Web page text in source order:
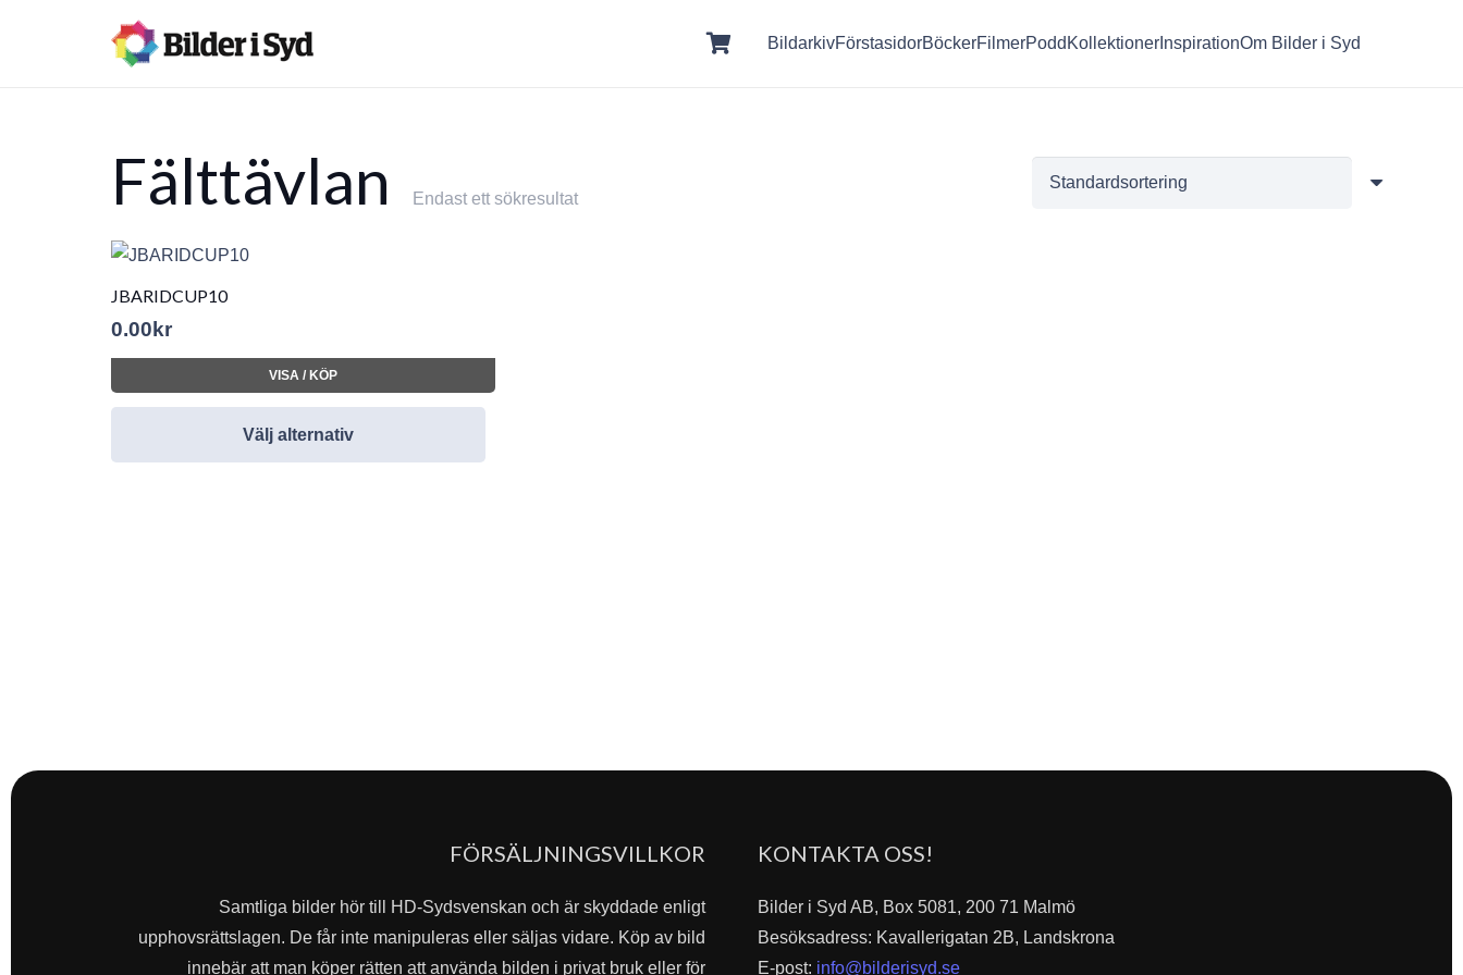
BildarkivFörstasidorBöckerFilmerPodd Kollektioner InspirationOm Bilder i Syd
Fälttävlan Endast ett sökresultat
JBARIDCUP10
0.00 kr
VISA / KÖP
Välj alternativ
FÖRSÄLJNINGSVILLKOR
Samtliga bilder hör till HD-Sydsvenskan och är skyddade enligt
upphovsrättslagen. De får inte manipuleras eller säljas vidare. Köp av bild
innebär att man köper rätten att använda bilden i privat bruk eller för
KONTAKTA OSS!
Bilder i Syd AB, Box 5081, 200 71 Malmö
Besöksadress: Kavallerigatan 2B, Landskrona
E-post: info@bilderisyd.se